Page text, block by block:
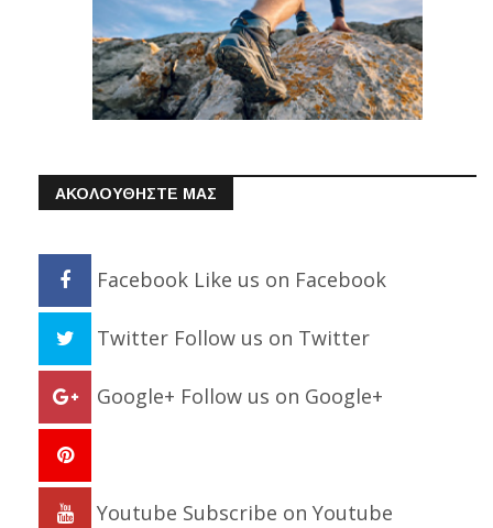
ΑΚΟΛΟΥΘΗΣΤΕ ΜΑΣ
Facebook Like us on Facebook
Twitter Follow us on Twitter
Google+ Follow us on Google+
Youtube Subscribe on Youtube